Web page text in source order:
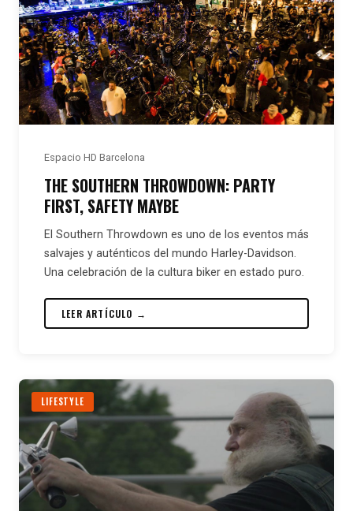
Espacio HD Barcelona
THE SOUTHERN THROWDOWN: PARTY
FIRST, SAFETY MAYBE
El Southern Throwdown es uno de los eventos más
salvajes y auténticos del mundo Harley-Davidson.
Una celebración de la cultura biker en estado puro.
LEER ARTÍCULO →
LIFESTYLE